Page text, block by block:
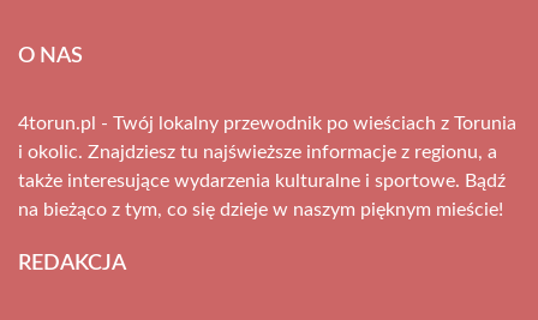
O NAS
4torun.pl - Twój lokalny przewodnik po wieściach z Torunia
i okolic. Znajdziesz tu najświeższe informacje z regionu, a
także interesujące wydarzenia kulturalne i sportowe. Bądź
na bieżąco z tym, co się dzieje w naszym pięknym mieście!
REDAKCJA